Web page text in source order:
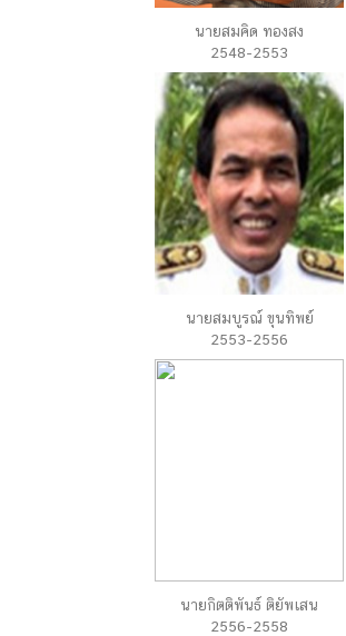
นายสมคิด ทองสง
2548-2553
นายสมบูรณ์ ขุนทิพย์
2553-2556
นายกิตติพันธ์ ติยัพเสน
2556-2558